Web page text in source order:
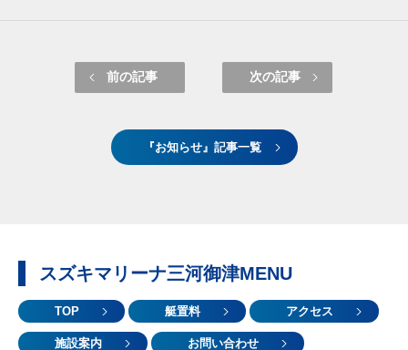
前の記事 次の記事
『お知らせ』記事一覧
スズキマリーナ三河御津MENU
TOP 艇置料 アクセス
施設案内 お問い合わせ